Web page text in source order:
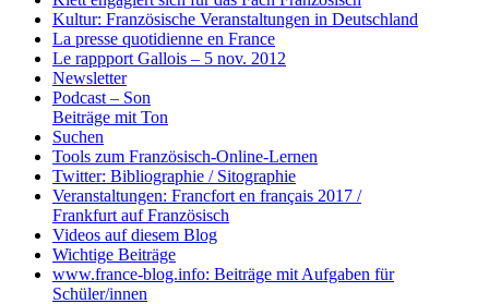
Kultur: Französische Veranstaltungen in Deutschland
La presse quotidienne en France
Le rappport Gallois – 5 nov. 2012
Newsletter
Podcast – Son
Beiträge mit Ton
Suchen
Tools zum Französisch-Online-Lernen
Twitter: Bibliographie / Sitographie
Veranstaltungen: Francfort en français 2017 /
Frankfurt auf Französisch
Videos auf diesem Blog
Wichtige Beiträge
www.france-blog.info: Beiträge mit Aufgaben für
Schüler/innen